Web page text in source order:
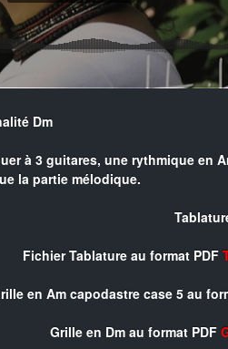
Dm
à 3 guitares, une rythmique en
la partie mélodique.
Fichier Tablature au format PDF
en Am capodastre case 5 au
Grille en Dm au format PDF